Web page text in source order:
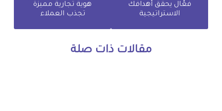
فعّال يحقق أهدافك
الاستراتيجية
هوية تجارية مميزة
تجذب العملاء
مقالات ذات صلة